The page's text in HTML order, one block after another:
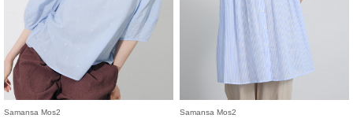
Samansa Mos2 Samansa Mos2